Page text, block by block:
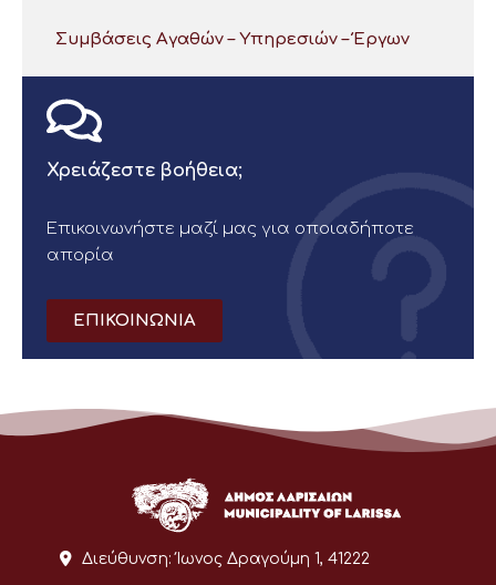
Συμβάσεις Αγαθών – Υπηρεσιών – Έργων
Χρειάζεστε βοήθεια;
Επικοινωνήστε μαζί μας για οποιαδήποτε
απορία
ΕΠΙΚΟΙΝΩΝΙΑ
Διεύθυνση: Ίωνος Δραγούμη 1, 41222